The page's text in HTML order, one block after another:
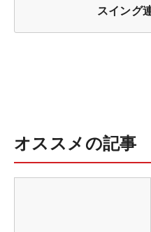
スイング
オススメの記事